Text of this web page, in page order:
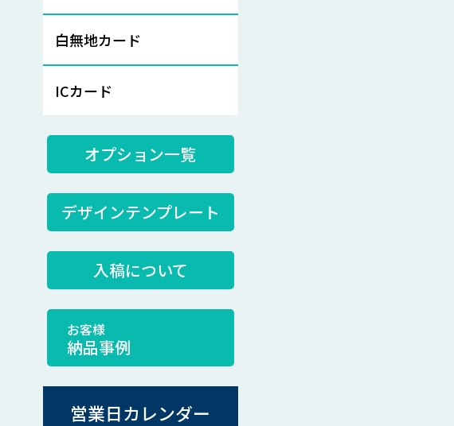
白無地カード
ICカード
オプション一覧
デザインテンプレート
入稿について
お客様
納品事例
営業日カレンダー